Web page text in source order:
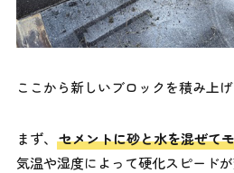
ここから新しいブロックを積み上げ
まず、 セメントに砂と水を混ぜて
気温や湿度によって硬化スピード